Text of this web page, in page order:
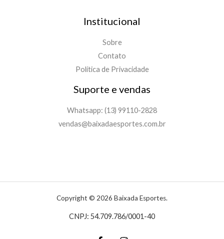
Institucional
Sobre
Contato
Política de Privacidade
Suporte e vendas
Whatsapp: (13) 99110-2828
vendas@baixadaesportes.com.br
Copyright © 2026 Baixada Esportes.
CNPJ: 54.709.786/0001-40